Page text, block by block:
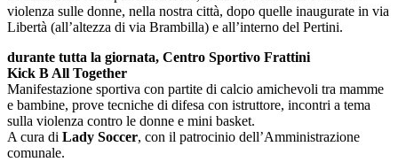
violenza sulle donne, nella nostra città, dopo quelle inaugurate in via
Libertà (all’altezza di via Brambilla) e all’interno del Pertini.
durante tutta la giornata, Centro Sportivo Frattini
Kick B All Together
Manifestazione sportiva con partite di calcio amichevoli tra mamme
e bambine, prove tecniche di difesa con istruttore, incontri a tema
sulla violenza contro le donne e mini basket.
A cura di Lady Soccer, con il patrocinio dell’Amministrazione
comunale.